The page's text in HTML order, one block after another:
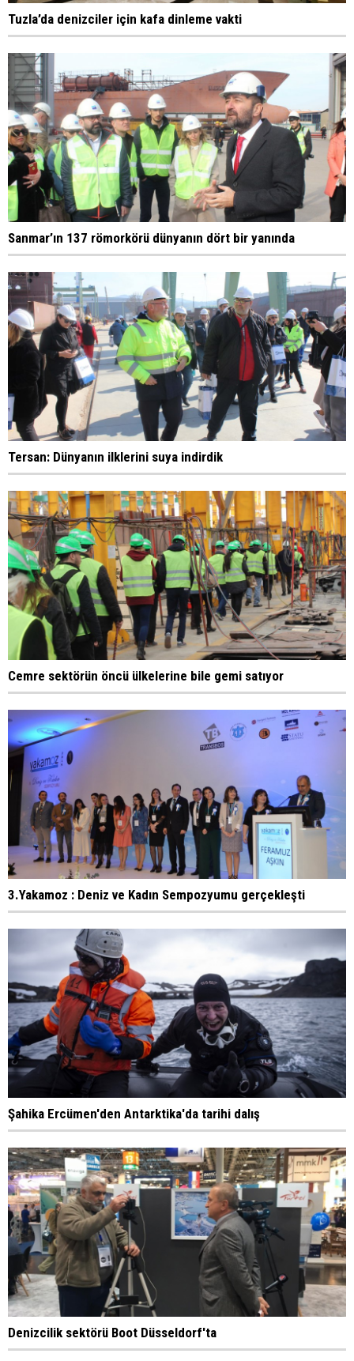
Tuzla’da denizciler için kafa dinleme vakti
Sanmar’ın 137 römorkörü dünyanın dört bir yanında
Tersan: Dünyanın ilklerini suya indirdik
Cemre sektörün öncü ülkelerine bile gemi satıyor
3.Yakamoz : Deniz ve Kadın Sempozyumu gerçekleşti
Şahika Ercümen'den Antarktika'da tarihi dalış
Denizcilik sektörü Boot Düsseldorf'ta